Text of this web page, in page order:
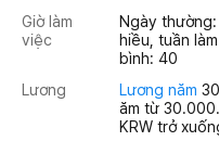
Giờ làm
việc
Ngày
hiều, tuần
bình: 40
Lương
Lương năm
ăm từ
KRW trở